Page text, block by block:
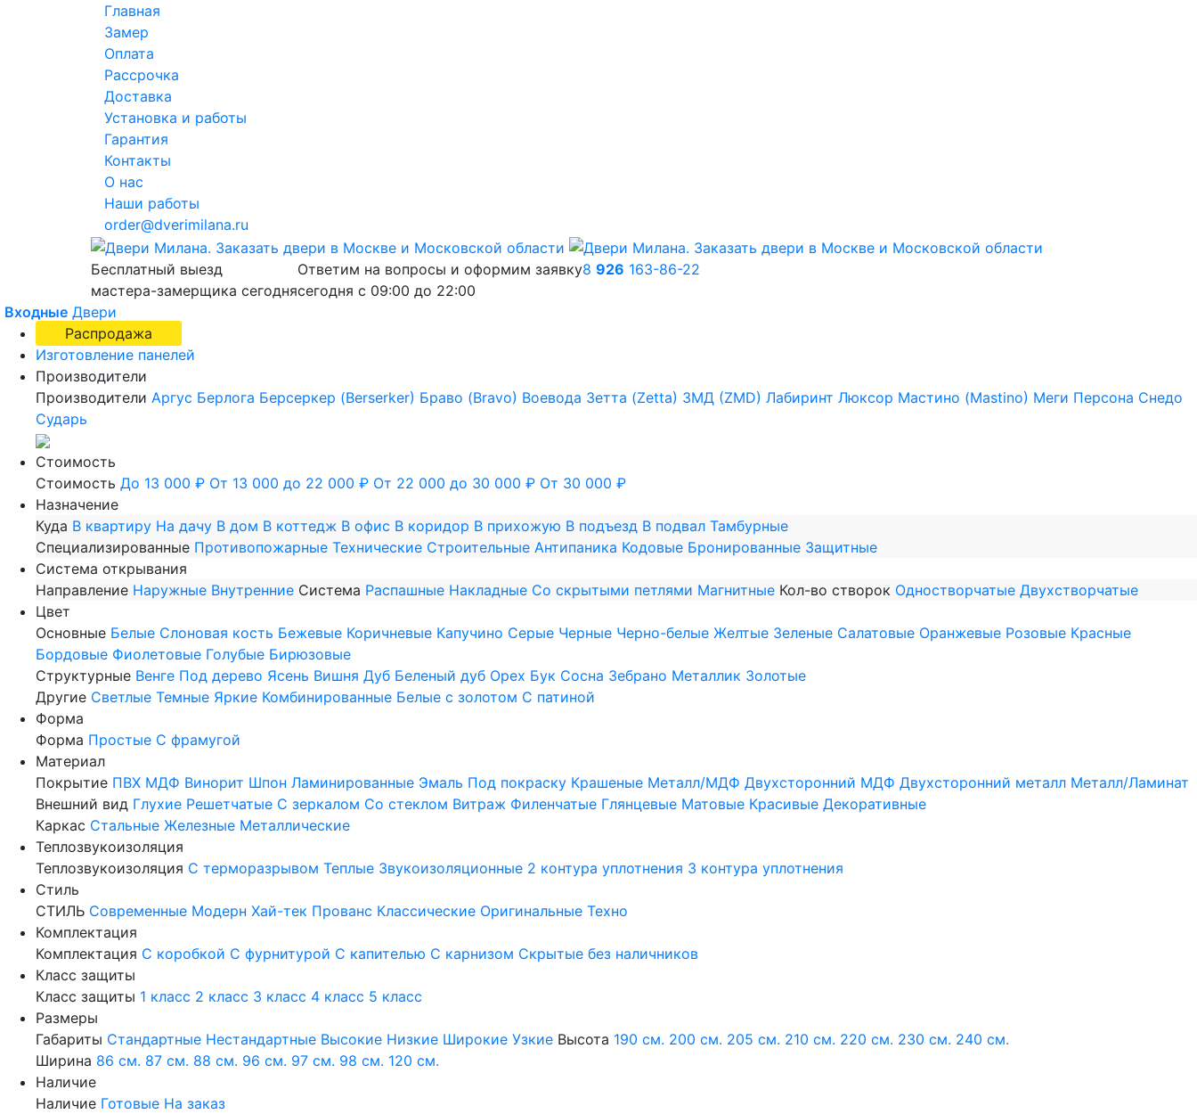
Главная
Замер
Оплата
Рассрочка
Доставка
Установка и работы
Гарантия
Контакты
О нас
Наши работы
order@dverimilana.ru
Бесплатный выезд
мастера-замерщика сегодня
Ответим на вопросы и оформим заявку
сегодня с 09:00 до 22:00
8 926 163-86-22
Входные Двери
Распродажа
Изготовление панелей
Производители
Производители Аргус Берлога Берсеркер (Berserker) Браво (Bravo) Воевода Зетта (Zetta) ЗМД (ZMD) Лабиринт Люксор Мастино (Mastino) Меги Персона Снедо
Сударь
Стоимость
Стоимость До 13 000 ₽ От 13 000 до 22 000 ₽ От 22 000 до 30 000 ₽ От 30 000 ₽
Назначение
Куда В квартиру На дачу В дом В коттедж В офис В коридор В прихожую В подъезд В подвал Тамбурные
Специализированные Противопожарные Технические Строительные Антипаника Кодовые Бронированные Защитные
Система открывания
Направление Наружные Внутренние Система Распашные Накладные Со скрытыми петлями Магнитные Кол-во створок Одностворчатые Двухстворчатые
Цвет
Основные Белые Слоновая кость Бежевые Коричневые Капучино Серые Черные Черно-белые Желтые Зеленые Салатовые Оранжевые Розовые Красные
Бордовые Фиолетовые Голубые Бирюзовые
Структурные Венге Под дерево Ясень Вишня Дуб Беленый дуб Орех Бук Сосна Зебрано Металлик Золотые
Другие Светлые Темные Яркие Комбинированные Белые с золотом С патиной
Форма
Форма Простые С фрамугой
Материал
Покрытие ПВХ МДФ Винорит Шпон Ламинированные Эмаль Под покраску Крашеные Металл/МДФ Двухсторонний МДФ Двухсторонний металл Металл/Ламинат
Внешний вид Глухие Решетчатые С зеркалом Со стеклом Витраж Филенчатые Глянцевые Матовые Красивые Декоративные
Каркас Стальные Железные Металлические
Теплозвукоизоляция
Теплозвукоизоляция С терморазрывом Теплые Звукоизоляционные 2 контура уплотнения 3 контура уплотнения
Стиль
СТИЛЬ Современные Модерн Хай-тек Прованс Классические Оригинальные Техно
Комплектация
Комплектация С коробкой С фурнитурой С капителью С карнизом Скрытые без наличников
Класс защиты
Класс защиты 1 класс 2 класс 3 класс 4 класс 5 класс
Размеры
Габариты Стандартные Нестандартные Высокие Низкие Широкие Узкие Высота 190 см. 200 см. 205 см. 210 см. 220 см. 230 см. 240 см.
Ширина 86 см. 87 см. 88 см. 96 см. 97 см. 98 см. 120 см.
Наличие
Наличие Готовые На заказ